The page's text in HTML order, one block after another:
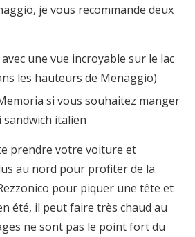
je vous recommande deux
une vue incroyable sur le lac
les hauteurs de Menaggio)
si vous souhaitez manger
italien
prendre votre voiture et
au nord pour profiter de la
pour piquer une tête et
été, il peut faire très chaud au
ne sont pas le point fort du